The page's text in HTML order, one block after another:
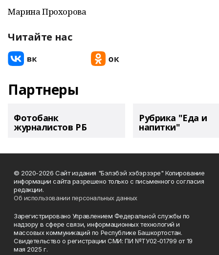
Марина Прохорова
Читайте нас
Партнеры
Фотобанк
журналистов РБ
Рубрика "Еда и
напитки"
© 2020-2026 Сайт издания "Бэлэбэй хэбэрзэре" Копирование
информации сайта разрешено только с письменного согласия
редакции.
Об использовании персональных данных
Зарегистрировано Управлением Федеральной службы по
надзору в сфере связи, информационных технологий и
массовых коммуникаций по Республике Башкортостан.
Свидетельство о регистрации СМИ: ПИ №ТУ02-01799 от 19
мая 2025 г.